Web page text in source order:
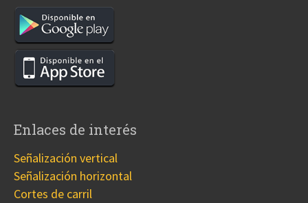
Enlaces de interés
Señalización vertical
Señalización horizontal
Cortes de carril